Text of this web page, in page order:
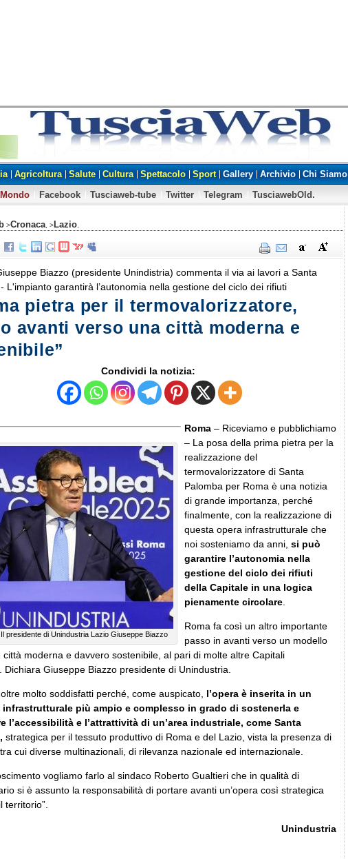
Agricoltura Salute Cultura Spettacolo Sport Gallery Archivio
Chi Siamo
Facebook Tusciaweb-tube Twitter Telegram TusciawebOld.
>Cronaca , >Lazio
Biazzo (presidente Unindistria) commenta il via ai lavori a Santa
L'impianto garantirà l’autonomia nella gestione del ciclo dei rifiuti
pietra per il termovalorizzatore,
avanti verso una città moderna e
Condividi la notizia:
presidente di Unindustria Lazio Giuseppe Biazzo
Roma – Riceviamo e pubblichiamo
– La posa della prima pietra per la
realizzazione del
termovalorizzatore di Santa
Palomba per Roma è una notizia
di grande importanza, perché
finalmente, con la realizzazione di
questa opera infrastrutturale che
noi sosteniamo da anni, si può
garantire l’autonomia nella
gestione del ciclo dei rifiuti
della Capitale in una logica
pienamente circolare
Roma fa così un altro importante
passo in avanti verso un modello
città moderna e davvero sostenibile, al pari di molte altre Capitali
Dichiara Giuseppe Biazzo presidente di Unindustria.
molto soddisfatti perché, come auspicato, l’opera è inserita in un
infrastrutturale più ampio e complesso in grado di sostenerla e
l’accessibilità e l’attrattività di un’area industriale, come Santa
strategica per il tessuto produttivo di Roma e del Lazio, vista la presenza di
cui diverse multinazionali, di rilevanza nazionale ed internazionale.
vogliamo farlo al sindaco Roberto Gualtieri che in qualità di
si è assunto la responsabilità di portare avanti un’opera così strategica
territorio”.
Unindustria